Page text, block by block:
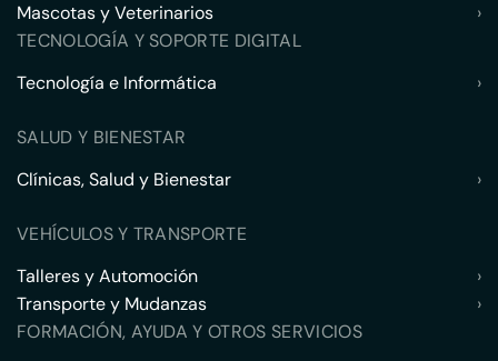
Mascotas y Veterinarios
›
TECNOLOGÍA Y SOPORTE DIGITAL
Tecnología e Informática
›
SALUD Y BIENESTAR
Clínicas, Salud y Bienestar
›
VEHÍCULOS Y TRANSPORTE
Talleres y Automoción
›
Transporte y Mudanzas
›
FORMACIÓN, AYUDA Y OTROS SERVICIOS